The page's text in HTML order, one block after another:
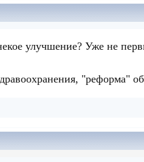
улучшение? Уже не
"реформа"